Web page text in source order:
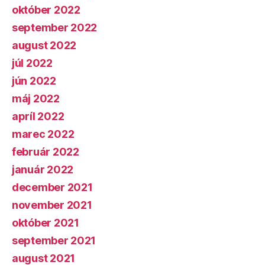
október 2022
september 2022
august 2022
júl 2022
jún 2022
máj 2022
apríl 2022
marec 2022
február 2022
január 2022
december 2021
november 2021
október 2021
september 2021
august 2021